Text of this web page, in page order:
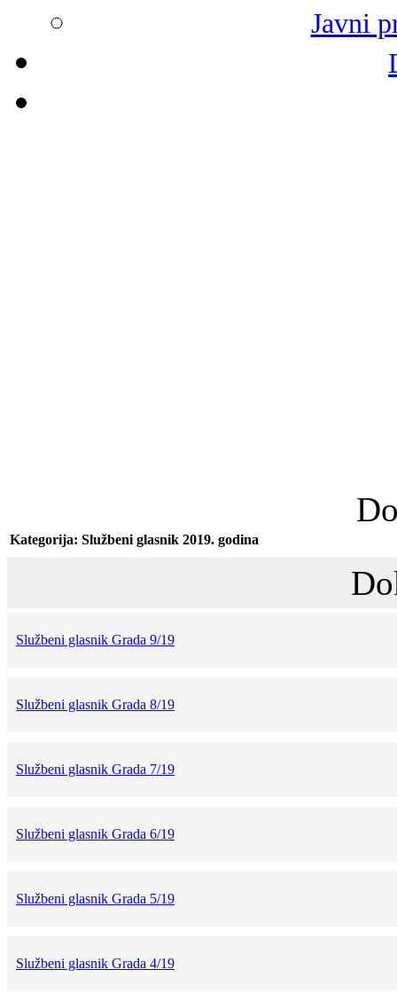
Javni
Kategorija: Službeni glasnik 2019. godina
Službeni glasnik Grada 9/19
Službeni glasnik Grada 8/19
Službeni glasnik Grada 7/19
Službeni glasnik Grada 6/19
Službeni glasnik Grada 5/19
Službeni glasnik Grada 4/19